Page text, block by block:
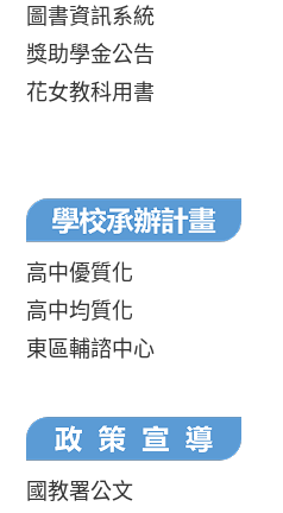
圖書資訊系統
獎助學金公告
花女教科用書
高中優質化
高中均質化
東區輔諮中心
國教署公文